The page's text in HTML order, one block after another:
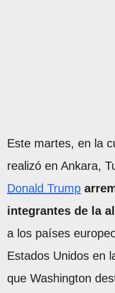
Este martes, en la
realizó en Ankara,
Donald Trump
integrantes de la
a los países
Estados Unidos en
que Washington